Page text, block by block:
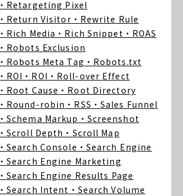
・Retargeting Pixel
・Return Visitor ・Rewrite Rule
・Rich Media ・Rich Snippet ・ROAS
・Robots Exclusion
・Robots Meta Tag ・Robots.txt
・ROI ・ROI ・Roll-over Effect
・Root Cause ・Root Directory
・Round-robin ・RSS ・Sales Funnel
・Schema Markup ・Screenshot
・Scroll Depth ・Scroll Map
・Search Console ・Search Engine
・Search Engine Marketing
・Search Engine Results Page
・Search Intent ・Search Volume